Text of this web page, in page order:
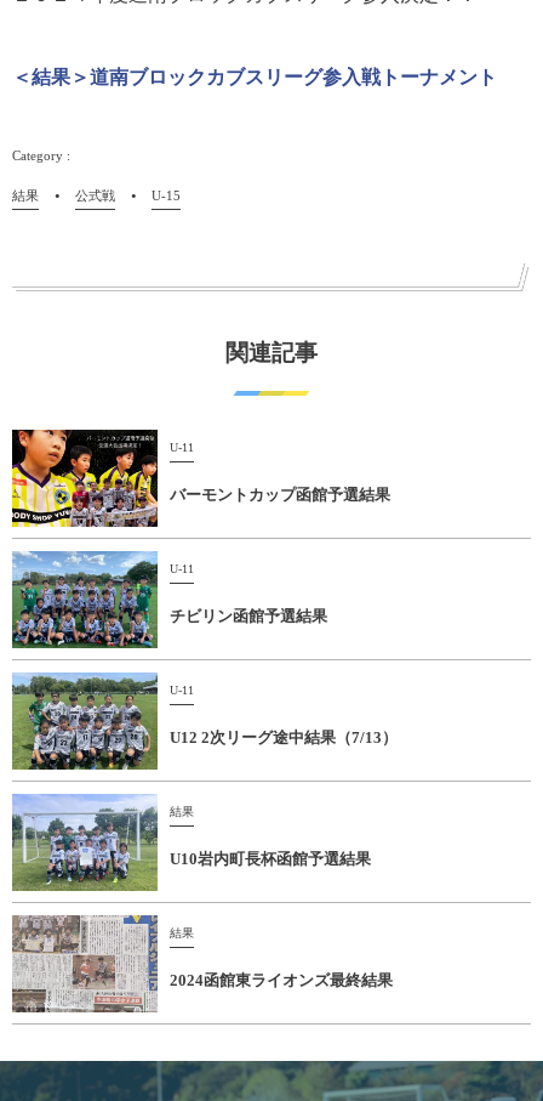
＜結果＞道南ブロックカブスリーグ参入戦トーナメント
結果 公式戦 U-15
関連記事
U-11
バーモントカップ函館予選結果
U-11
チビリン函館予選結果
U-11
U12 2次リーグ途中結果（7/13）
結果
U10岩内町長杯函館予選結果
結果
2024函館東ライオンズ最終結果